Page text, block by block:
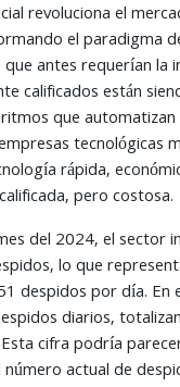
revoluciona el
el paradigma
antes requerían la
calificados están
que automatizan
tecnológicas
rápida,
pero costosa.
del 2024, el sector
lo que
despidos por día. En
diarios,
cifra podría
actual de